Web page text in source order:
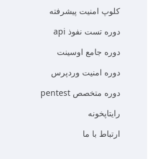
کلوپ امنیت پیشرفته
دوره تست نفوذ api
دوره جامع اوسینت
دوره امنیت وردپرس
دوره متخصص pentest
رایتاپخونه
ارتباط با ما